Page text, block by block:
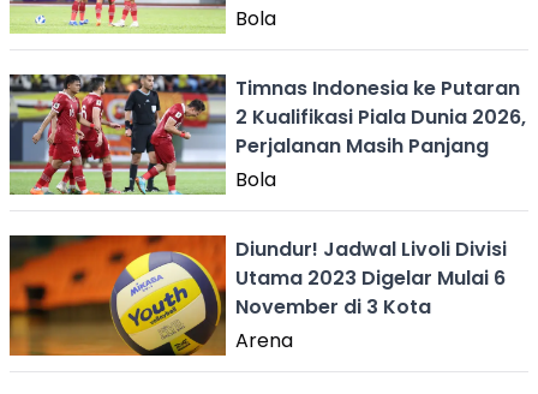
Bola
Timnas Indonesia ke Putaran
2 Kualifikasi Piala Dunia 2026,
Perjalanan Masih Panjang
Bola
Diundur! Jadwal Livoli Divisi
Utama 2023 Digelar Mulai 6
November di 3 Kota
Arena